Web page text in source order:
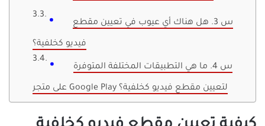
س 3. هل هناك أي عيوب في تعيين مقطع
فيديو كخلفية؟
س 4. ما هي التطبيقات المختلفة المتوفرة
على متجر Google Play لتعيين مقطع فيديو كخلفية؟